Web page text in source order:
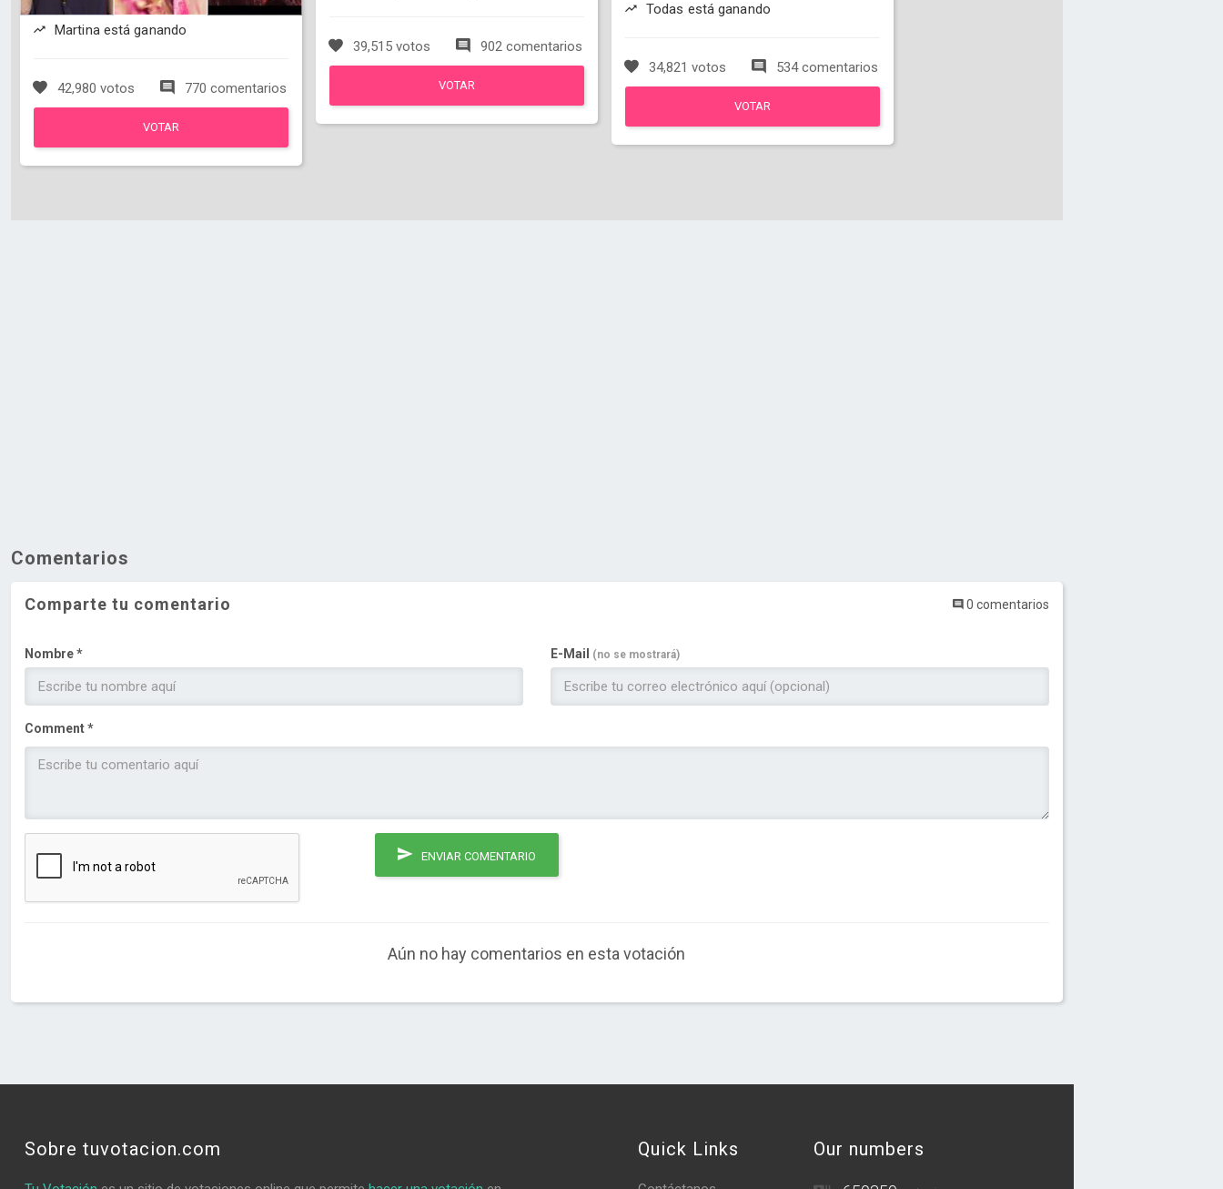
Martina está ganando
42,980 votos 770 comentarios
VOTAR
39,515 votos 902 comentarios
VOTAR
Todas está ganando
34,821 votos 534 comentarios
VOTAR
Comentarios
Comparte tu comentario 0 comentarios
Nombre * E-Mail (no se mostrará)
Comment *
ENVIAR COMENTARIO
Aún no hay comentarios en esta votación
Sobre tuvotacion.com Quick Links Our numbers